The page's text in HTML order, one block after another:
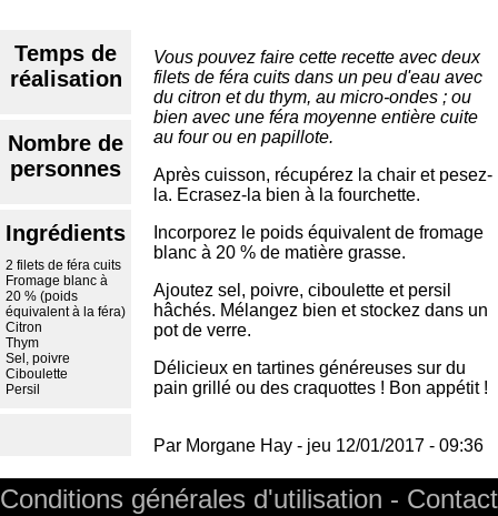
Temps de
réalisation
Nombre de
personnes
Ingrédients
2 filets de féra cuits
Fromage blanc à
20 % (poids
équivalent à la féra)
Citron
Thym
Sel, poivre
Ciboulette
Persil
Vous pouvez faire cette recette avec deux
filets de féra cuits dans un peu d'eau avec
du citron et du thym, au micro-ondes ; ou
bien avec une féra moyenne entière cuite
au four ou en papillote.
Après cuisson, récupérez la chair et pesez-
la. Ecrasez-la bien à la fourchette.
Incorporez le poids équivalent de fromage
blanc à 20 % de matière grasse.
Ajoutez sel, poivre, ciboulette et persil
hâchés. Mélangez bien et stockez dans un
pot de verre.
Délicieux en tartines généreuses sur du
pain grillé ou des craquottes ! Bon appétit !
Par Morgane Hay - jeu 12/01/2017 - 09:36
Conditions générales d'utilisation Contact